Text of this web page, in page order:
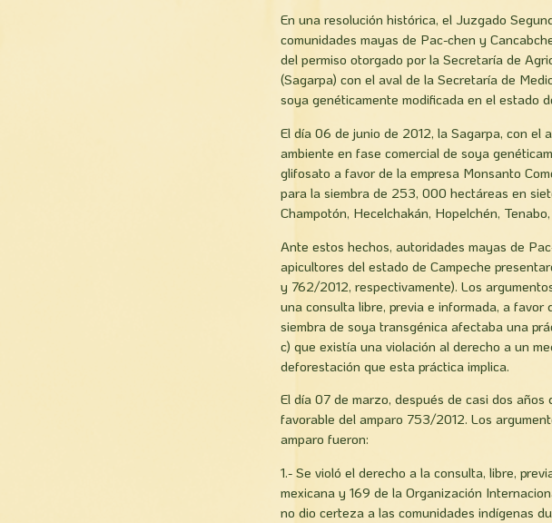
En una resolución histórica, el Juzgado
comunidades mayas de Pac-chen y
del permiso otorgado por la Secretaría de
(Sagarpa) con el aval de la Secretaría de
soya genéticamente modificada en el estado
El día 06 de junio de 2012, la Sagarpa, con el
ambiente en fase comercial de soya
glifosato a favor de la empresa Monsanto
para la siembra de 253, 000 hectáreas en
Champotón, Hecelchakán, Hopelchén,
Ante estos hechos, autoridades mayas de
apicultores del estado de Campeche
y 762/2012, respectivamente). Los
una consulta libre, previa e informada, a favor
siembra de soya transgénica afectaba una
c) que existía una violación al derecho a un
deforestación que esta práctica implica.
El día 07 de marzo, después de casi dos
favorable del amparo 753/2012. Los
amparo fueron:
1.- Se violó el derecho a la consulta, libre,
mexicana y 169 de la Organización
no dio certeza a las comunidades indígenas